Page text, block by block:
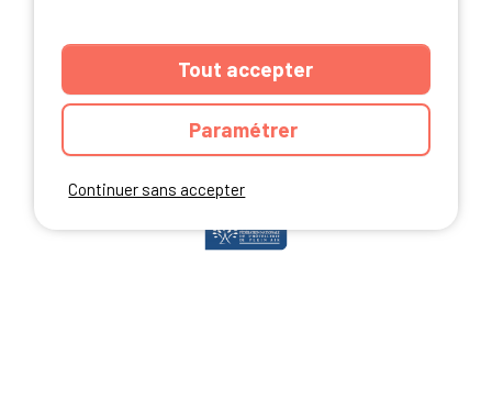
Continuer sans accepter
Tout accepter
Paramétrer